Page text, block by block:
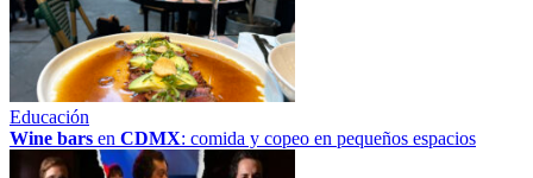
Educación
Wine bars en CDMX: comida y copeo en pequeños espacios